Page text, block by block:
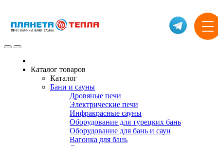
Каталог товаров
Каталог
Бани и сауны
Дровяные печи
Электрические печи
Инфракрасные сауны
Оборудование для турецких бань
Оборудование для бань и саун
Вагонка для бань